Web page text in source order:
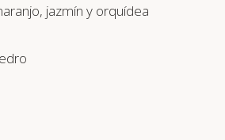
jazmín y orquídea